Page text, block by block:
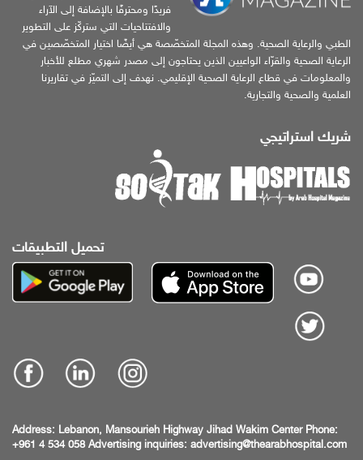
فريدًا ومحترفًا بالإضافة إلى الآراء
والافتتاحيات التي ستركّز على التطوير
الطبي والرعاية الصحية. وهذه المجلة المتخصّصة هي أيضًا اختيار المتخصّصين في
الرعاية الصحية والقرّاء الواعيين الذين يحتاجون إلى مصدر شهري مطلع للأخبار
والمعلومات في قطاع الرعاية الصحية الإقليمي. نهدف إلى التميّز في تقاريرنا
العلمية والصحية والتجارية.
شريك استراتيجي
تحميل التطبيقات
Address: Lebanon, Mansourieh Highway Jihad Wakim Center Phone:
+961 4 534 058 Advertising inquiries: advertising@thearabhospital.com